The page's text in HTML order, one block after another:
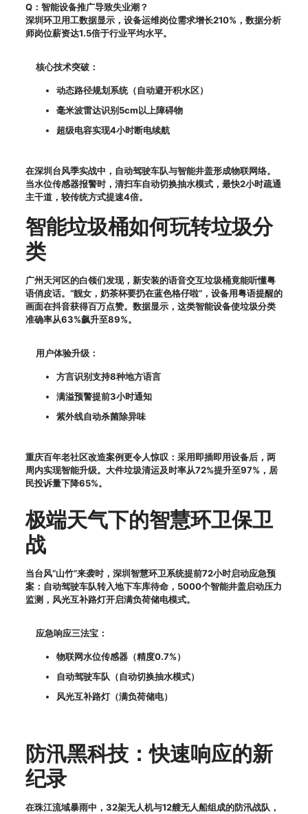
Q：智能设备推广导致失业潮？
深圳环卫用工数据显示，设备运维岗位需求增长210%，数据分析
师岗位薪资达1.5倍于行业平均水平。
核心技术突破：
动态路径规划系统（自动避开积水区）
毫米波雷达识别5cm以上障碍物
超级电容实现4小时断电续航
在深圳台风季实战中，自动驾驶车队与智能井盖形成物联网络。
当水位传感器报警时，清扫车自动切换抽水模式，最快2小时疏通
主干道，较传统方式提速4倍。
智能垃圾桶如何玩转垃圾分
类
广州天河区的白领们发现，新安装的语音交互垃圾桶竟能听懂粤
语俏皮话。“靓女，奶茶杯要扔在蓝色格仔啦”，设备用粤语提醒的
画面在抖音获得百万点赞。数据显示，这类智能设备使垃圾分类
准确率从63%飙升至89%。
用户体验升级：
方言识别支持8种地方语言
满溢预警提前3小时通知
紫外线自动杀菌除异味
重庆百年老社区改造案例更令人惊叹：采用即插即用设备后，两
周内实现智能升级。大件垃圾清运及时率从72%提升至97%，居
民投诉量下降65%。
极端天气下的智慧环卫保卫
战
当台风“山竹”来袭时，深圳智慧环卫系统提前72小时启动应急预
案：自动驾驶车队转入地下车库待命，5000个智能井盖启动压力
监测，风光互补路灯开启满负荷储电模式。
应急响应三法宝：
物联网水位传感器（精度0.7%）
自动驾驶车队（自动切换抽水模式）
风光互补路灯（满负荷储电）
防汛黑科技：快速响应的新
纪录
在珠江流域暴雨中，32架无人机与12艘无人船组成的防汛战队，